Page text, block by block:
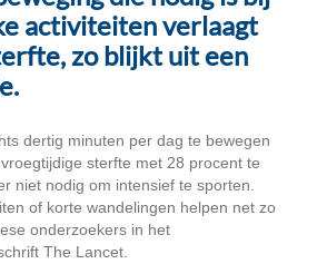
activiteiten verlaagt
zo blijkt uit een
dertig minuten per dag te bewegen
sterfte met 28 procent te
niet nodig om intensief te sporten.
of korte wandelingen helpen net zo
onderzoekers in het
The Lancet.